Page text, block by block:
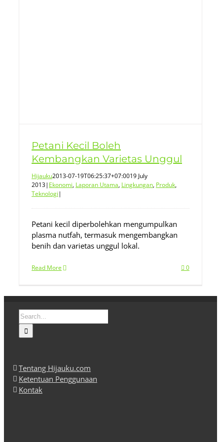
Petani Kecil Boleh
Kembangkan Varietas Unggul
Hijauku2013-07-19T06:25:37+07:0019 July
2013| Ekonomi, Laporan Utama, Lingkungan, Produk,
Teknologi|
Petani kecil diperbolehkan mengumpulkan
plasma nutfah, termasuk mengembangkan
benih dan varietas unggul lokal.
Read More 0
Search
for:
Tentang Hijauku.com
Ketentuan Penggunaan
Kontak